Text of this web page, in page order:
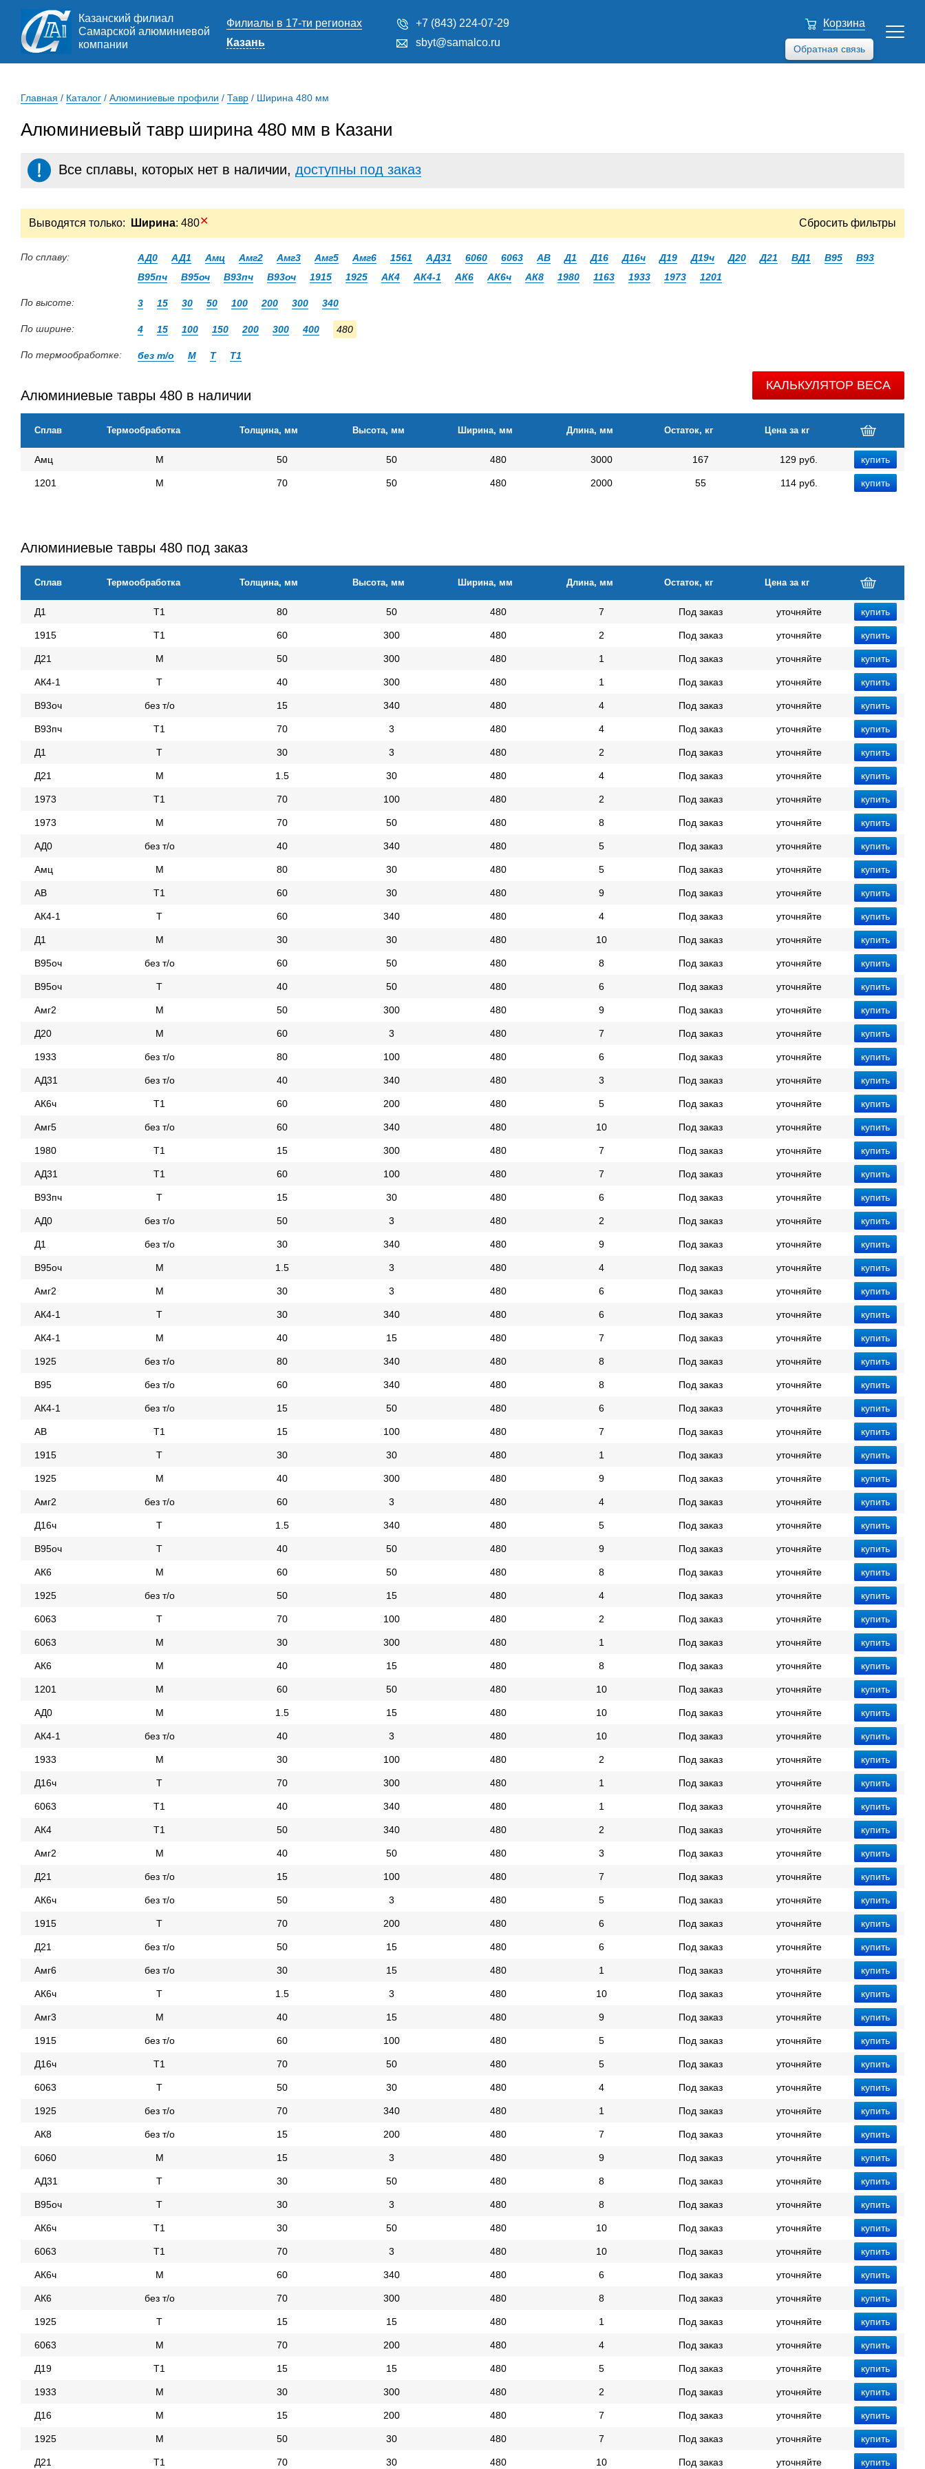
Казанский филиал
Самарской алюминиевой
компании
Филиалы в 17-ти регионах
Казань
+7 (843) 224-07-29
sbyt@samalco.ru
Обратная связь
Корзина
Главная / Каталог / Алюминиевые профили / Тавр / Ширина 480 мм
Алюминиевый тавр ширина 480 мм в Казани
Все сплавы, которых нет в наличии, доступны под заказ
Выводятся только: Ширина: 480✕ Сбросить фильтры
По сплаву: АД0 АД1 Амц Амг2 Амг3 Амг5 Амг6 1561 АД31 6060 6063 АВ Д1 Д16 Д16ч Д19 Д19ч Д20 Д21 ВД1 В95
В93
В95пч
В95оч В93пч В93оч 1915 1925 АК4 АК4-1 АК6 АК6ч АК8 1980 1163 1933 1973 1201
По высоте: 3 15 30 50 100 200 300 340
По ширине: 4 15 100 150 200 300 400 480
По термообработке: без т/о М Т Т1
Алюминиевые тавры 480 в наличии
КАЛЬКУЛЯТОР ВЕСА
Сплав Термообработка Толщина, мм Высота, мм Ширина, мм Длина, мм Остаток, кг Цена за кг
Амц М 50 50 480 3000 167 129 руб.
1201 М 70 50 480 2000 55 114 руб.
Алюминиевые тавры 480 под заказ
Сплав Термообработка Толщина, мм Высота, мм Ширина, мм Длина, мм Остаток, кг Цена за кг
Д1 Т1 80 50 480 7 Под заказ уточняйте
1915 Т1 60 300 480 2 Под заказ уточняйте
Д21 М 50 300 480 1 Под заказ уточняйте
АК4-1 Т 40 300 480 1 Под заказ уточняйте
В93оч без т/о 15 340 480 4 Под заказ уточняйте
В93пч Т1 70 3 480 4 Под заказ уточняйте
Д1 Т 30 3 480 2 Под заказ уточняйте
Д21 М 1.5 30 480 4 Под заказ уточняйте
1973 Т1 70 100 480 2 Под заказ уточняйте
1973 М 70 50 480 8 Под заказ уточняйте
АД0 без т/о 40 340 480 5 Под заказ уточняйте
Амц М 80 30 480 5 Под заказ уточняйте
АВ Т1 60 30 480 9 Под заказ уточняйте
АК4-1 Т 60 340 480 4 Под заказ уточняйте
Д1 М 30 30 480 10 Под заказ уточняйте
В95оч без т/о 60 50 480 8 Под заказ уточняйте
В95оч Т 40 50 480 6 Под заказ уточняйте
Амг2 М 50 300 480 9 Под заказ уточняйте
Д20 М 60 3 480 7 Под заказ уточняйте
1933 без т/о 80 100 480 6 Под заказ уточняйте
АД31 без т/о 40 340 480 3 Под заказ уточняйте
АК6ч Т1 60 200 480 5 Под заказ уточняйте
Амг5 без т/о 60 340 480 10 Под заказ уточняйте
1980 Т1 15 300 480 7 Под заказ уточняйте
АД31 Т1 60 100 480 7 Под заказ уточняйте
В93пч Т 15 30 480 6 Под заказ уточняйте
АД0 без т/о 50 3 480 2 Под заказ уточняйте
Д1 без т/о 30 340 480 9 Под заказ уточняйте
В95оч М 1.5 3 480 4 Под заказ уточняйте
Амг2 М 30 3 480 6 Под заказ уточняйте
АК4-1 Т 30 340 480 6 Под заказ уточняйте
АК4-1 М 40 15 480 7 Под заказ уточняйте
1925 без т/о 80 340 480 8 Под заказ уточняйте
В95 без т/о 60 340 480 8 Под заказ уточняйте
АК4-1 без т/о 15 50 480 6 Под заказ уточняйте
АВ Т1 15 100 480 7 Под заказ уточняйте
1915 Т 30 30 480 1 Под заказ уточняйте
1925 М 40 300 480 9 Под заказ уточняйте
Амг2 без т/о 60 3 480 4 Под заказ уточняйте
Д16ч Т 1.5 340 480 5 Под заказ уточняйте
В95оч Т 40 50 480 9 Под заказ уточняйте
АК6 М 60 50 480 8 Под заказ уточняйте
1925 без т/о 50 15 480 4 Под заказ уточняйте
6063 Т 70 100 480 2 Под заказ уточняйте
6063 М 30 300 480 1 Под заказ уточняйте
АК6 М 40 15 480 8 Под заказ уточняйте
1201 М 60 50 480 10 Под заказ уточняйте
АД0 М 1.5 15 480 10 Под заказ уточняйте
АК4-1 без т/о 40 3 480 10 Под заказ уточняйте
1933 М 30 100 480 2 Под заказ уточняйте
Д16ч Т 70 300 480 1 Под заказ уточняйте
6063 Т1 40 340 480 1 Под заказ уточняйте
АК4 Т1 50 340 480 2 Под заказ уточняйте
Амг2 М 40 50 480 3 Под заказ уточняйте
Д21 без т/о 15 100 480 7 Под заказ уточняйте
АК6ч без т/о 50 3 480 5 Под заказ уточняйте
1915 Т 70 200 480 6 Под заказ уточняйте
Д21 без т/о 50 15 480 6 Под заказ уточняйте
Амг6 без т/о 30 15 480 1 Под заказ уточняйте
АК6ч Т 1.5 3 480 10 Под заказ уточняйте
Амг3 М 40 15 480 9 Под заказ уточняйте
1915 без т/о 60 100 480 5 Под заказ уточняйте
Д16ч Т1 70 50 480 5 Под заказ уточняйте
6063 Т 50 30 480 4 Под заказ уточняйте
1925 без т/о 70 340 480 1 Под заказ уточняйте
АК8 без т/о 15 200 480 7 Под заказ уточняйте
6060 М 15 3 480 9 Под заказ уточняйте
АД31 Т 30 50 480 8 Под заказ уточняйте
В95оч Т 30 3 480 8 Под заказ уточняйте
АК6ч Т1 30 50 480 10 Под заказ уточняйте
6063 Т1 70 3 480 10 Под заказ уточняйте
АК6ч М 60 340 480 6 Под заказ уточняйте
АК6 без т/о 70 300 480 8 Под заказ уточняйте
1925 Т 15 15 480 1 Под заказ уточняйте
6063 М 70 200 480 4 Под заказ уточняйте
Д19 Т1 15 15 480 5 Под заказ уточняйте
1933 М 30 300 480 2 Под заказ уточняйте
Д16 М 15 200 480 7 Под заказ уточняйте
1925 М 50 30 480 7 Под заказ уточняйте
Д21 Т1 70 30 480 10 Под заказ уточняйте